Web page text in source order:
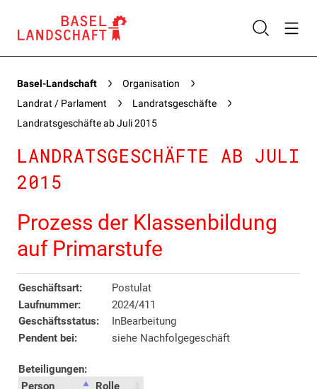
Basel-Landschaft
Organisation
Landrat / Parlament
Landratsgeschäfte
Landratsgeschäfte ab Juli 2015
LANDRATSGESCHÄFTE AB JULI
2015